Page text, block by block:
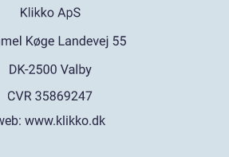
www.klikko.dk